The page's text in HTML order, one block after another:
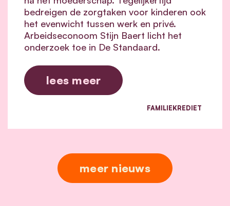
bedreigen de zorgtaken voor kinderen ook
het evenwicht tussen werk en privé.
Arbeidseconoom Stijn Baert licht het
onderzoek toe in De Standaard.
lees meer
FAMILIEKREDIET
meer nieuws